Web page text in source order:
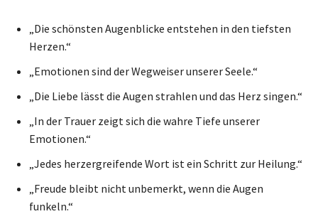
„Die schönsten Augenblicke entstehen in den tiefsten
Herzen.“
„Emotionen sind der Wegweiser unserer Seele.“
„Die Liebe lässt die Augen strahlen und das Herz singen.“
„In der Trauer zeigt sich die wahre Tiefe unserer
Emotionen.“
„Jedes herzergreifende Wort ist ein Schritt zur Heilung.“
„Freude bleibt nicht unbemerkt, wenn die Augen
funkeln.“